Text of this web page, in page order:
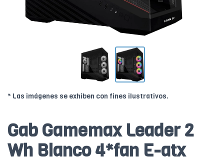
* Las imágenes se exhiben con fines ilustrativos.
Gab Gamemax Leader 2
Wh Blanco 4*fan E-atx